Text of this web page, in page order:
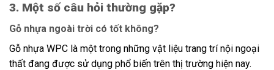
3. Một số câu hỏi thường gặp?
Gỗ nhựa ngoài trời có tốt không?
Gỗ nhựa WPC là một trong những vật liệu trang trí nội ngoại
thất đang được sử dụng phổ biến trên thị trường hiện nay.